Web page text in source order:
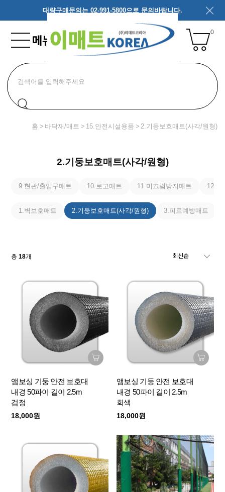
대량구매문의는 02-991-5800으로 문의바랍니다.
0
홈 바닥재/매트 15.안전시설용품 2.기둥보호매트(사각/원형)
2.기둥보호매트(사각/원형)
9.현관/출입구매트 10.로고매트 11.미끄럼방지매트 12.체
1.벽보호매트 2.기둥보호매트(사각/원형) 3.피로예방매트
총18개
앰보싱 기둥 안전 보호대
내경 50파이 길이 2.5m
검정
18,000원
앰보싱 기둥 안전 보호대
내경 50파이 길이 2.5m
회색
18,000원